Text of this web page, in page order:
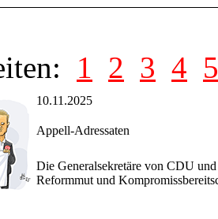
1 2 3 4 5
10.11.2025
Appell-Adressaten
Die Generalsekretäre von CDU
Reformmut und